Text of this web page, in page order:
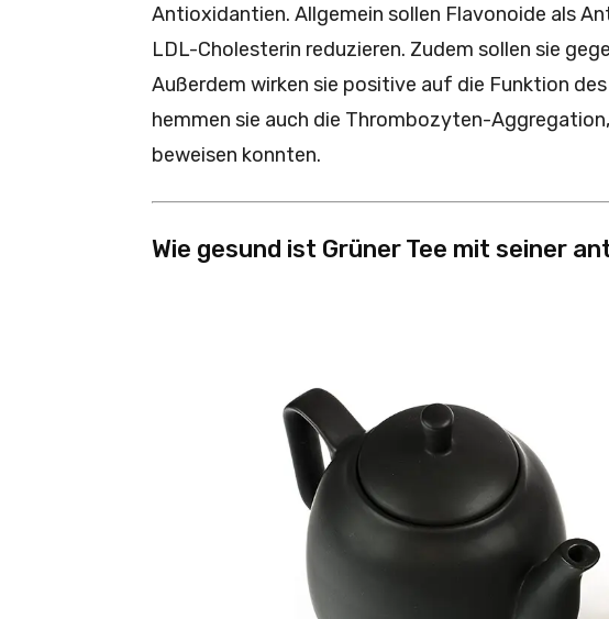
Antioxidantien. Allgemein sollen Flavonoide als
LDL-Cholesterin reduzieren. Zudem sollen sie
Außerdem wirken sie positive auf die Funktion
hemmen sie auch die Thrombozyten-
beweisen konnten.
Wie gesund ist Grüner Tee mit seiner